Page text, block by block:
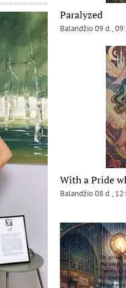
Paralyzed
Balandžio 09 d.,
With a Pride
Balandžio 08 d.,